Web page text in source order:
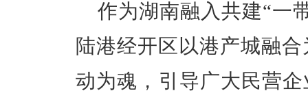
作为湖南融入共建“一
陆港经开区以港产城融
动为魂，引导广大民营